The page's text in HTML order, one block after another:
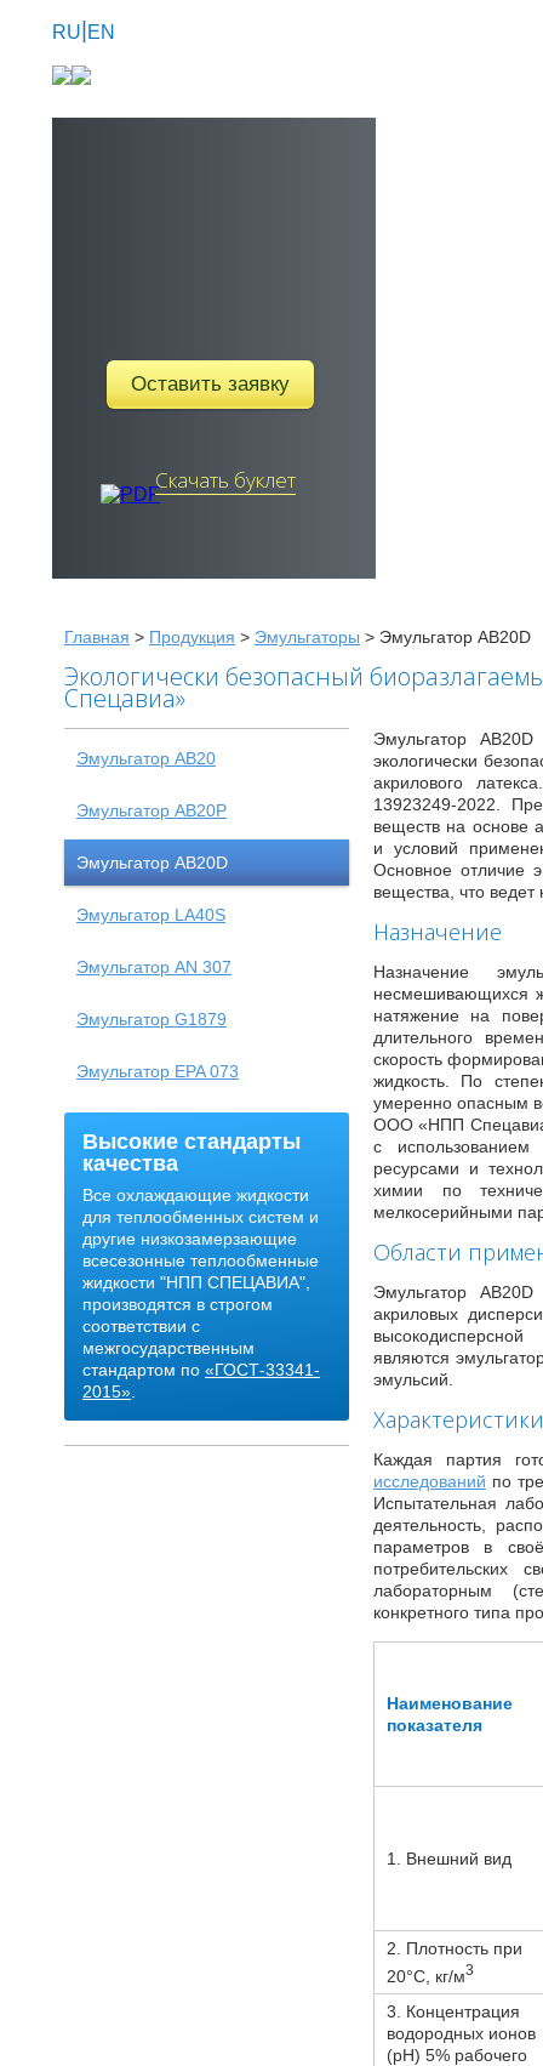
RU EN
Оставить заявку
Скачать буклет
Главная > Продукция > Эмульгаторы > Эмульгатор АВ20D
Экологически безопасный
Спецавиа»
Эмульгатор АВ20
Эмульгатор АВ20Р
Эмульгатор АВ20D
Эмульгатор LA40S
Эмульгатор AN 307
Эмульгатор G1879
Эмульгатор EPA 073
Высокие стандарты
качества
Все охлаждающие жидкости
для теплообменных систем и
другие низкозамерзающие
всесезонные теплообменные
жидкости "НПП СПЕЦАВИА",
производятся в строгом
соответствии с
межгосударственным
стандартом по «ГОСТ-33341-
2015»
Эмульгатор
экологически
акрилового
13923249-2022.
веществ на основе
и условий
Основное отличие
вещества, что
Назначение
Назначение
несмешивающихся
натяжение на
длительного
скорость
жидкость. По
умеренно опасным
ООО «НПП
с
ресурсами и
химии по
мелкосерийными
Области
Эмульгатор
акриловых
являются
эмульсий.
Характеристики
Каждая партия
исследований по
Испытательная
деятельность,
параметров в
потребительских
лабораторным
конкретного типа
Наименование
показателя
1. Внешний вид
2. Плотность при
20°С, кг/м3
3. Концентрация
водородных ионов
(рН) 5% рабочего